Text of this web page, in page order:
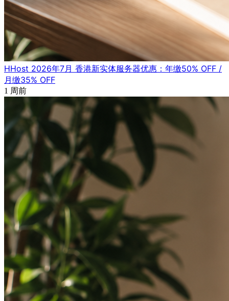
HHost 2026年7月 香港新实体服务器优惠：年缴50% OFF /
月缴35% OFF
1 周前